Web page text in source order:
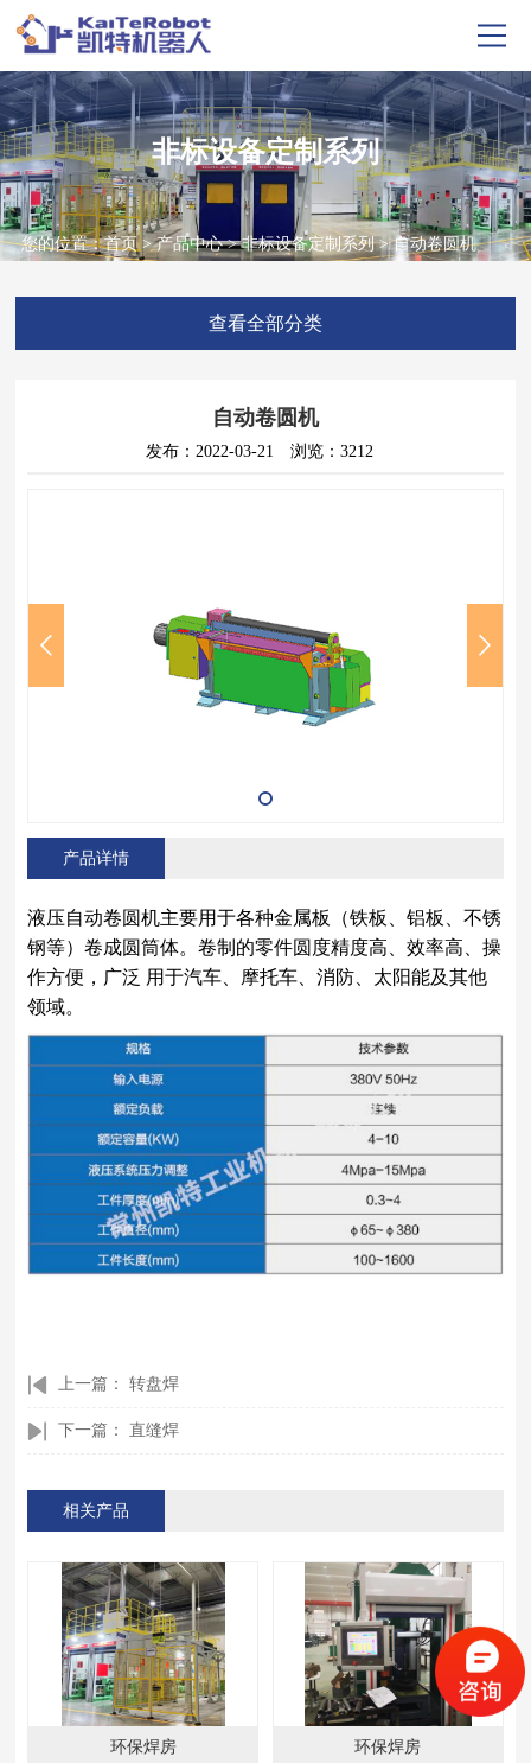
非标设备定制系列
您的位置：首页>产品中心>非标设备定制系列> 自动卷圆机
查看全部分类
自动卷圆机
发布：2022-03-21 浏览：3212
产品详情
液压自动卷圆机主要用于各种金属板（铁板、铝板、不锈
钢等）卷成圆筒体。卷制的零件圆度精度高、效率高、操
作方便，广泛 用于汽车、摩托车、消防、太阳能及其他
领域。
上一篇：转盘焊
下一篇：直缝焊
相关产品
环保焊房 环保焊房